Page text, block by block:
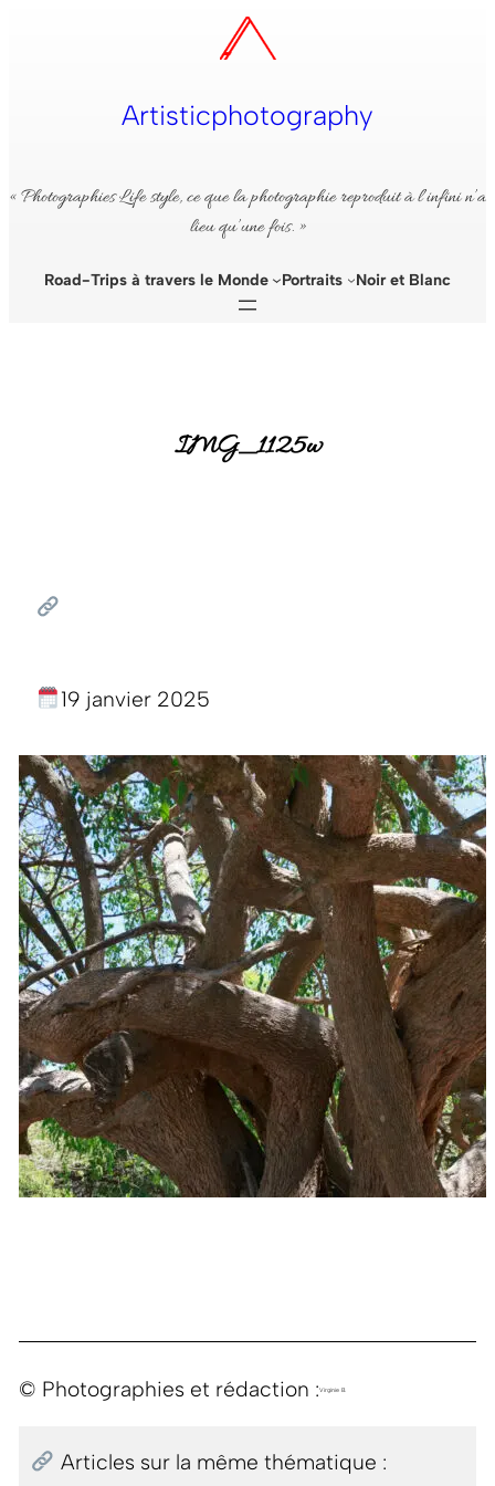
Artisticphotography
« Photographies Life style, ce que la photographie reproduit à l’infini n’a
lieu qu’une fois. »
Road-Trips à travers le Monde Portraits Noir et Blanc
IMG_1125w
19 janvier 2025
© Photographies et rédaction :Virginie B.
Articles sur la même thématique :